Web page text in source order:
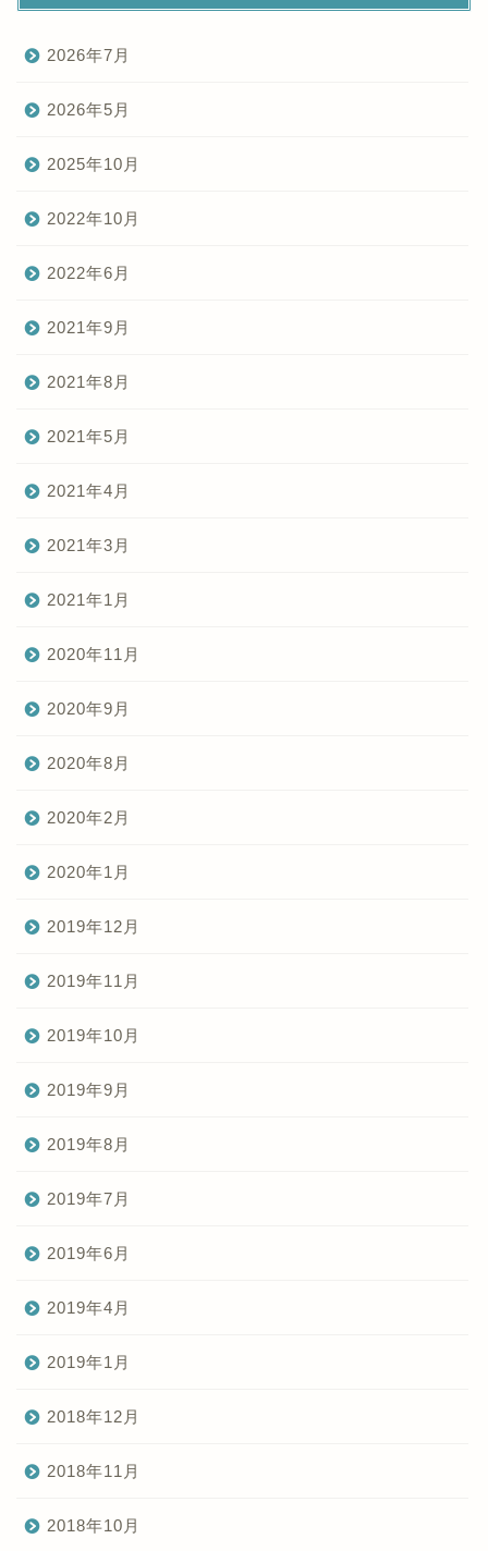
2026年7月
2026年5月
2025年10月
2022年10月
2022年6月
2021年9月
2021年8月
2021年5月
2021年4月
2021年3月
2021年1月
2020年11月
2020年9月
2020年8月
2020年2月
2020年1月
2019年12月
2019年11月
2019年10月
2019年9月
2019年8月
2019年7月
2019年6月
2019年4月
2019年1月
2018年12月
2018年11月
2018年10月